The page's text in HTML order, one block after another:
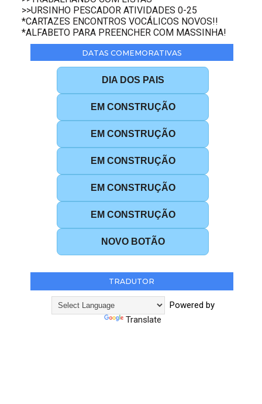
>>URSINHO PESCADOR ATIVIDADES 0-25
*CARTAZES ENCONTROS VOCÁLICOS NOVOS!!
*ALFABETO PARA PREENCHER COM MASSINHA!
DATAS COMEMORATIVAS
DIA DOS PAIS
EM CONSTRUÇÃO
EM CONSTRUÇÃO
EM CONSTRUÇÃO
EM CONSTRUÇÃO
EM CONSTRUÇÃO
NOVO BOTÃO
TRADUTOR
Powered by
Translate